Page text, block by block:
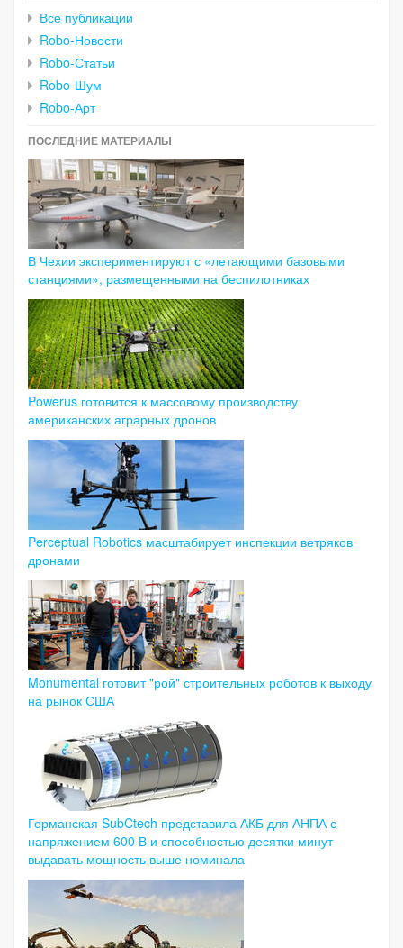
Все публикации
Robo-Новости
Robo-Статьи
Robo-Шум
Robo-Арт
ПОСЛЕДНИЕ МАТЕРИАЛЫ
В Чехии экспериментируют с «летающими базовыми
станциями», размещенными на беспилотниках
Powerus готовится к массовому производству
американских аграрных дронов
Perceptual Robotics масштабирует инспекции ветряков
дронами
Monumental готовит "рой" строительных роботов к выходу
на рынок США
Германская SubCtech представила АКБ для АНПА с
напряжением 600 В и способностью десятки минут
выдавать мощность выше номинала